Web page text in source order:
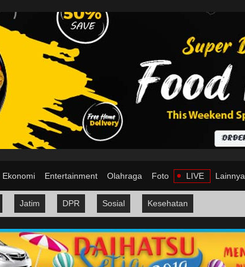
Ekonomi Entertainment Olahraga Foto LIVE Lainnya
Jatim DPR Sosial Kesehatan